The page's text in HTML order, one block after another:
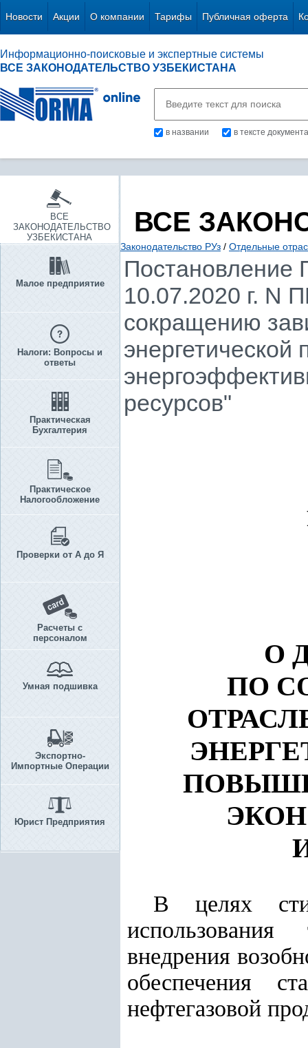
Новости Акции О компании Тарифы Публичная оферта
Информационно-поисковые и экспертные системы
ВСЕ ЗАКОНОДАТЕЛЬСТВО УЗБЕКИСТАНА
в названии в тексте документа
ВСЕ
ЗАКОНОДАТЕЛЬСТВО
УЗБЕКИСТАНА
Малое предприятие
Налоги: Вопросы и
ответы
Практическая
Бухгалтерия
Практическое
Налогообложение
Проверки от А до Я
Расчеты с
персоналом
Умная подшивка
Экспортно-
Импортные Операции
Юрист Предприятия
ВСЕ
Законодательство РУз / Отдельные
Постановление
10.07.2020 г. N
сокращению
ресурсов"
О
ПО
В целях
использования
внедрения
обеспечения
нефтегазовой